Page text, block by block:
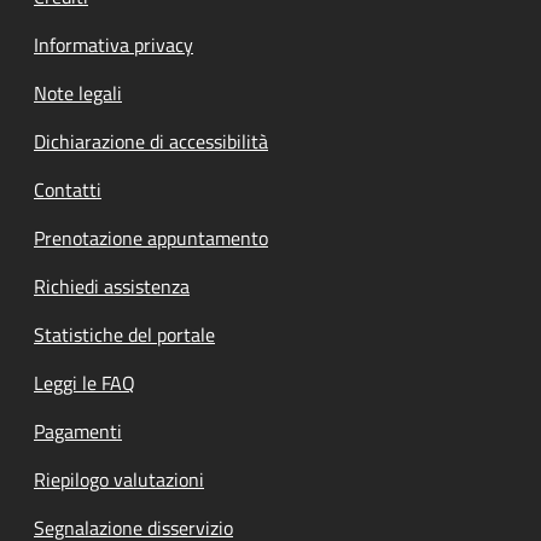
Informativa privacy
Note legali
Dichiarazione di accessibilità
Contatti
Prenotazione appuntamento
Richiedi assistenza
Statistiche del portale
Leggi le FAQ
Pagamenti
Riepilogo valutazioni
Segnalazione disservizio